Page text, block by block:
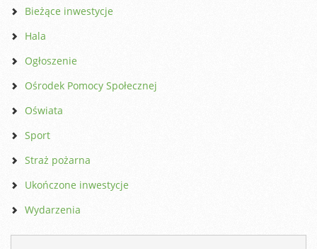
Bieżące inwestycje
Hala
Ogłoszenie
Ośrodek Pomocy Społecznej
Oświata
Sport
Straż pożarna
Ukończone inwestycje
Wydarzenia